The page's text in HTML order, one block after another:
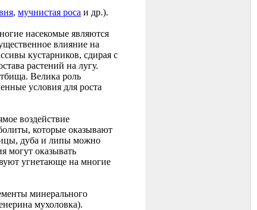
, мучнистая роса и др.).
насекомые являются
влияние на
кустарников, сдирая с
растений на лугу.
Велика роль
условия для роста
воздействие
которые оказывают
дуба и липы можно
могут оказывать
угнетающе на многие
минерального
мухоловка).